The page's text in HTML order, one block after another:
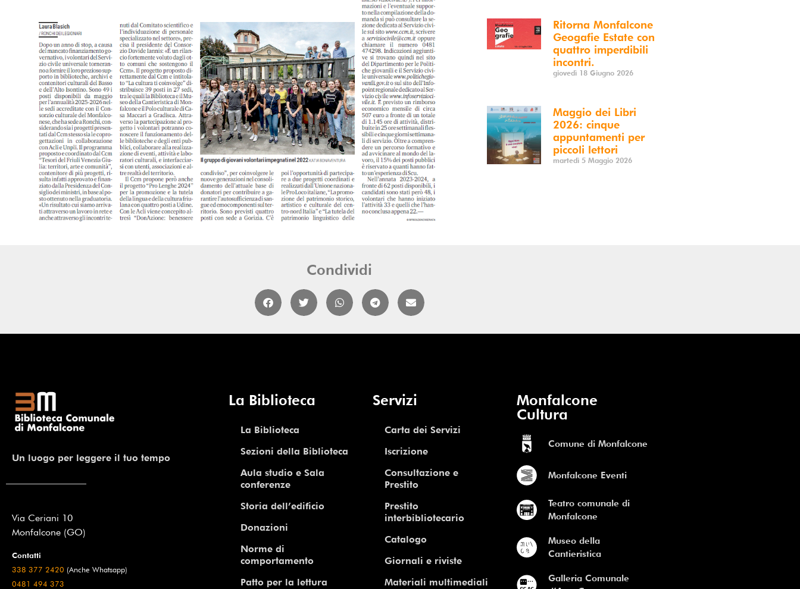
Ritorna Monfalcone
Geogafie Estate con
quattro imperdibili
incontri.
giovedì 18 Giugno 2026
Maggio dei Libri
2026: cinque
appuntamenti per
piccoli lettori
martedì 5 Maggio 2026
Condividi
Un luogo per leggere il tuo tempo
Via Ceriani 10
Monfalcone (GO)
Contatti
338 377 2420 (Anche Whatsapp)
0481 494 373
La Biblioteca
La Biblioteca
Sezioni della Biblioteca
Aula studio e Sala
conferenze
Storia dell’edificio
Donazioni
Norme di
comportamento
Patto per la lettura
Servizi
Carta dei Servizi
Iscrizione
Consultazione e
Prestito
Prestito
interbibliotecario
Catalogo
Giornali e riviste
Materiali multimediali
Monfalcone
Cultura
Comune di Monfalcone
Monfalcone Eventi
Teatro comunale di
Monfalcone
Museo della
Cantieristica
Galleria Comunale